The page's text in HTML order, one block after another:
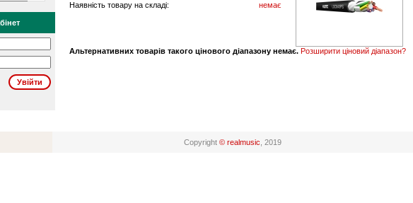
Наявність товару на складі: немає
Альтернативних товарів такого цінового діапазону немає. Розширити ціновий діапазон?
Copyright © realmusic , 2019